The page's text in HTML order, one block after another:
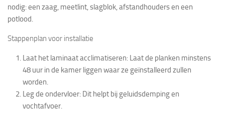
nodig: een zaag, meetlint, slagblok, afstandhouders en een
potlood.
Stappenplan voor installatie
Laat het laminaat acclimatiseren: Laat de planken minstens
48 uur in de kamer liggen waar ze geïnstalleerd zullen
worden.
Leg de ondervloer: Dit helpt bij geluidsdemping en
vochtafvoer.